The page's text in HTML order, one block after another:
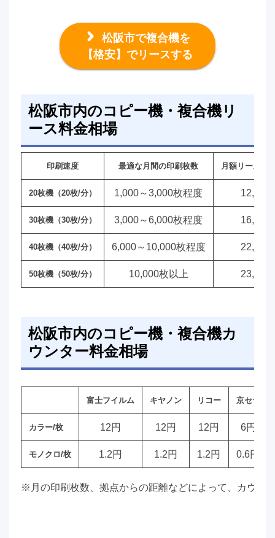
松阪市で複合機を
【格安】でリースする
松阪市内のコピー機・複合機リ
ース料金相場
印刷速度 最適な月間の印刷枚数 月額リース料
20枚機（20枚/分） 1,000～3,000枚程度 12,000
30枚機（30枚/分） 3,000～6,000枚程度 16,000
40枚機（40枚/分） 6,000～10,000枚程度 22,000
50枚機（50枚/分） 10,000枚以上 23,000
松阪市内のコピー機・複合機カ
ウンター料金相場
富士フイルム キヤノン リコー 京セラ
カラー/枚 12円 12円 12円 6円
モノクロ/枚 1.2円 1.2円 1.2円 0.6円
※月の印刷枚数、拠点からの距離などによって、カウン